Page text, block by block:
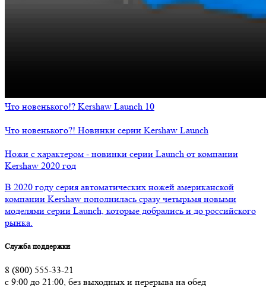
Что новенького!? Kershaw Launch 10
Что новенького?! Новинки серии Kershaw Launch
Ножи с характером - новинки серии Launch от компании
Kershaw 2020 год
В 2020 году серия автоматических ножей американской
компании Kershaw пополнилась сразу четырьмя новыми
моделями серии Launch, которые добрались и до российского
рынка.
Служба поддержки
8 (800) 555-33-21
с 9:00 до 21:00, без выходных и перерыва на обед